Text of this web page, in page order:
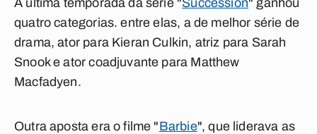
A última temporada da série "Succession" ganhou
quatro categorias. entre elas, a de melhor série de
drama, ator para Kieran Culkin, atriz para Sarah
Snook e ator coadjuvante para Matthew
Macfadyen.
Outra aposta era o filme "Barbie", que liderava as